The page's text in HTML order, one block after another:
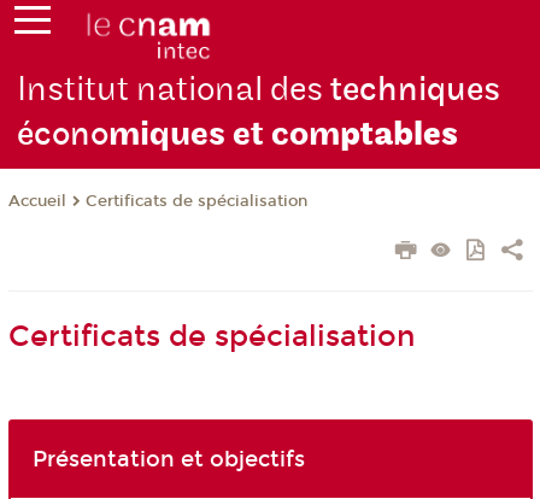
Institut national destechniques
économiques et comptables
Accueil Certificats de spécialisation
Certificats de spécialisation
Présentation et objectifs